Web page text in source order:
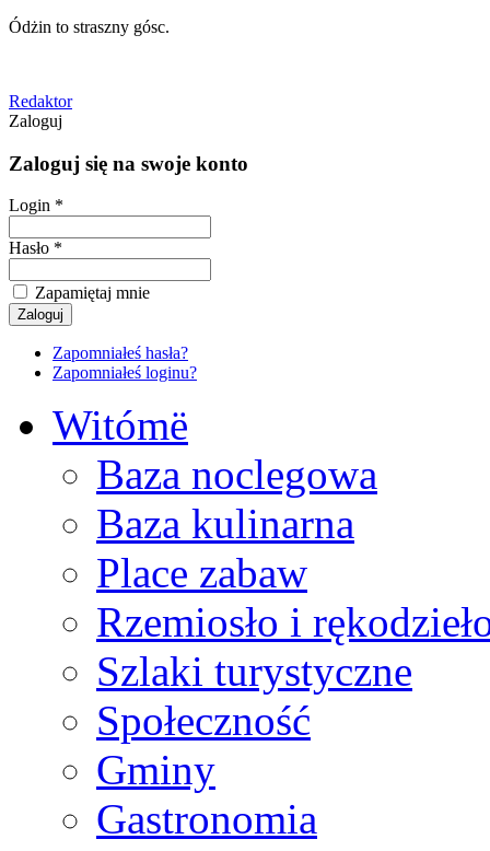
Ódżin to straszny gósc.
Redaktor
Zaloguj
Zaloguj się na swoje konto
Login *
Hasło *
Zapamiętaj mnie
Zapomniałeś hasła?
Zapomniałeś loginu?
Witómë
Baza noclegowa
Baza kulinarna
Place zabaw
Rzemiosło i
Szlaki turystyczne
Społeczność
Gminy
Gastronomia